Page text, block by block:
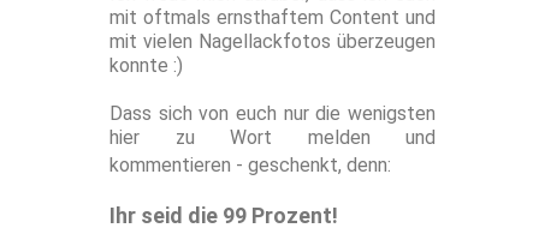
mit oftmals ernsthaftem Content und
mit vielen Nagellackfotos überzeugen
konnte :)
Dass sich von euch nur die wenigsten
hier zu Wort melden und
kommentieren - geschenkt, denn:
Ihr seid die 99 Prozent!